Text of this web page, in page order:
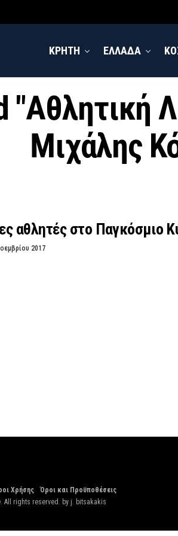
ΚΡΗΤΗ ΕΛΛΑΔΑ
"Αθλητική
Μιχάλης
αθλητές στο Παγκόσμιο
2017
Χρήσης
Όροι και Προϋποθέσεις
All rights reserved. by j. bitsakakis